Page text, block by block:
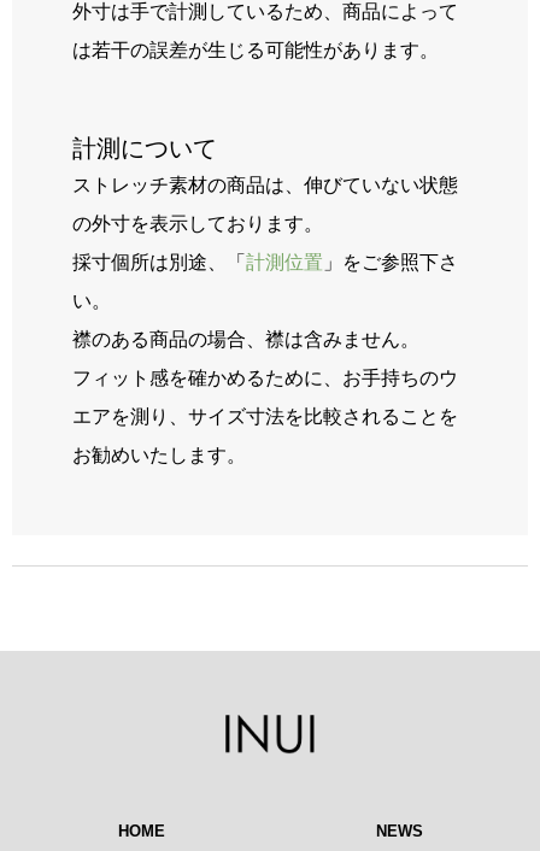
外寸は手で計測しているため、商品によって
は若干の誤差が生じる可能性があります。
計測について
ストレッチ素材の商品は、伸びていない状態
の外寸を表示しております。
採寸個所は別途、「 計測位置 」をご参照下さ
い。
襟のある商品の場合、襟は含みません。
フィット感を確かめるために、お手持ちのウ
エアを測り、サイズ寸法を比較されることを
お勧めいたします。
HOME NEWS